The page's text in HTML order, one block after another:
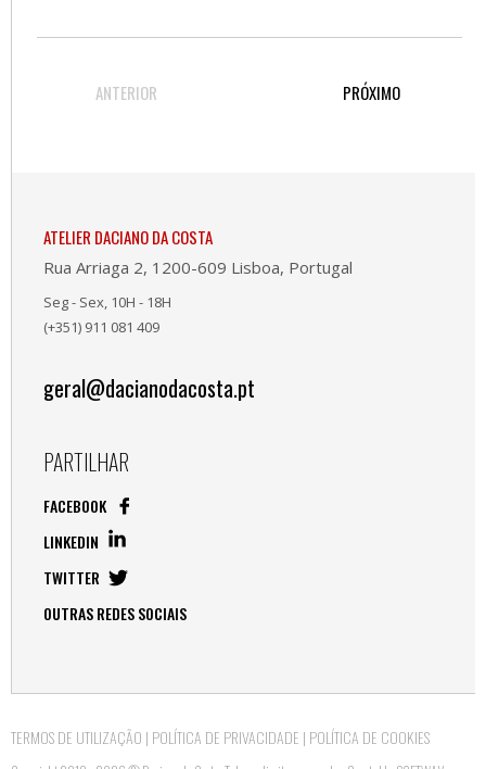
ANTERIOR PRÓXIMO
ATELIER DACIANO DA COSTA
Rua Arriaga 2, 1200-609 Lisboa, Portugal
Seg - Sex, 10H - 18H
(+351) 911 081 409
geral@dacianodacosta.pt
PARTILHAR
FACEBOOK
LINKEDIN
TWITTER
OUTRAS REDES SOCIAIS
TERMOS DE UTILIZAÇÃO | POLÍTICA DE PRIVACIDADE | POLÍTICA DE COOKIES